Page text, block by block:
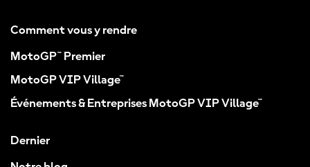
Comment vous y rendre
MotoGP™ Premier
MotoGP VIP Village™
Événements & Entreprises MotoGP VIP Village™
Dernier